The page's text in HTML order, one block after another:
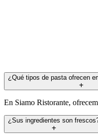
¿Qué tipos de pasta ofrecen
En Siamo Ristorante,
¿Sus ingredientes son